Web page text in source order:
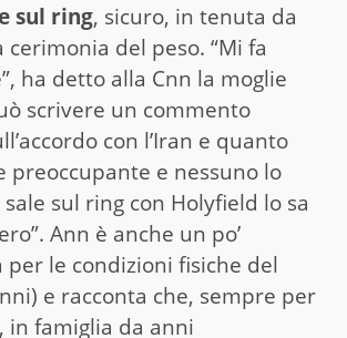
sul ring, sicuro, in tenuta da
del peso. “Mi fa
ha detto alla Cnn la moglie
scrivere un commento
con l’Iran e quanto
preoccupante e nessuno lo
sale sul ring con Holyfield lo sa
Ann è anche un po’
per le condizioni fisiche del
e racconta che, sempre per
in famiglia da anni